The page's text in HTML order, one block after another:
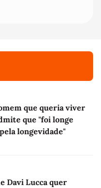
que queria viver
que "foi longe
longevidade"
Davi Lucca quer